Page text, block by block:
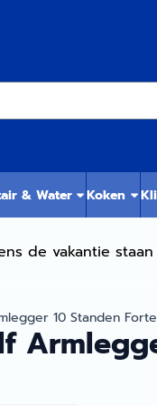
& Water Koken
de vakantie
10 Standen Forte